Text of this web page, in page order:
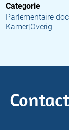
Categorie
Parlementaire
Kamer|Overig
Contact